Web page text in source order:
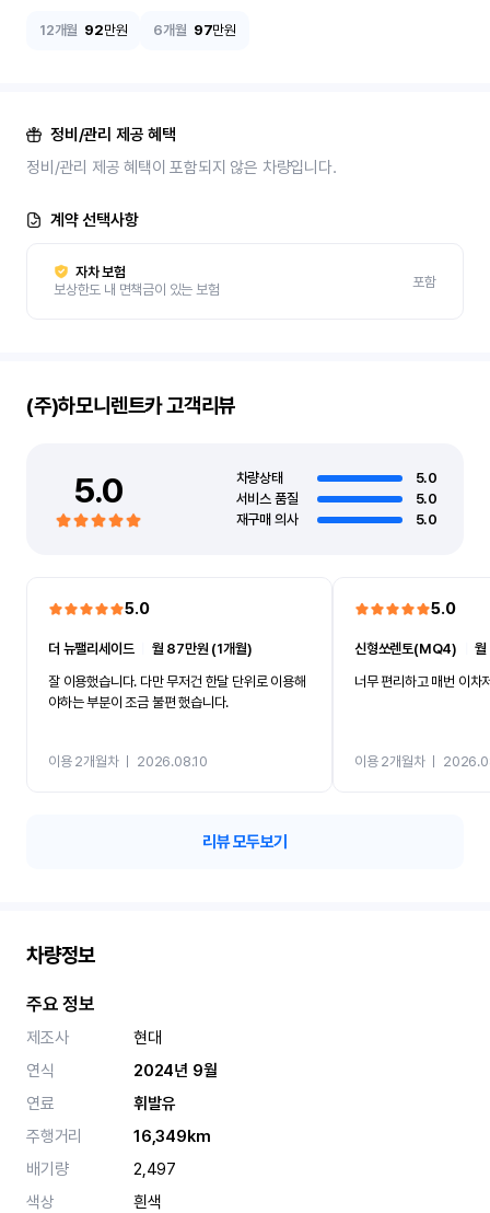
12개월 92만원 6개월 97만원
정비/관리 제공 혜택
정비/관리 제공 혜택이 포함되지 않은 차량입니다.
계약 선택사항
자차 보험
보상한도 내 면책금이 있는 보험
포함
(주)하모니렌트카고객리뷰
5.0 차량상태
5.0
서비스 품질
5.0
재구매 의사
5.0
5.0
더 뉴팰리세이드ㅣ 월 87만원 (1개월)
잘 이용했습니다. 다만 무저건 한달 단위로 이용해
야하는 부분이 조금 불편 했습니다.
이용 2개월차ㅣ 2026.08.10
5.0
신형쏘렌토(MQ4) ㅣ월
너무 편리하고 매번 이차
이용 2개월차ㅣ
리뷰 모두보기
차량정보
주요 정보
제조사
현대
연식
2024년 9월
연료
휘발유
주행거리
16,349km
배기량
2,497
색상
흰색